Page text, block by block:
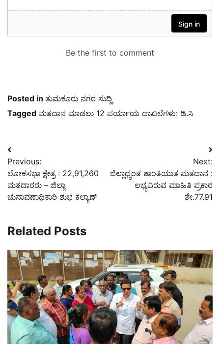
Posted in ತುಮಕೂರು ನಗರ ಸುದ್ದಿ
Tagged ಮತದಾನ ಮಾಡಲು 12 ಪರ್ಯಾಯ ದಾಖಲೆಗಳು: ಡಿ.ಸಿ
Post
navigation
Previous:
ಲೋಕಸಭಾ ಕ್ಷೇತ್ರ : 22,91,260
ಮತದಾರರು – ಜಿಲ್ಲಾ
ಚುನಾವಣಾಧಿಕಾರಿ ಶುಭ ಕಲ್ಯಾಣ್
Next:
ಜಿಲ್ಲಾಧ್ಯಂತ ಶಾಂತಿಯುತ ಮತದಾನ :
ಲಭ್ಯವಿರುವ ಮಾಹಿತಿ ಪ್ರಕಾರ
ಶೇ.77.91
Related Posts